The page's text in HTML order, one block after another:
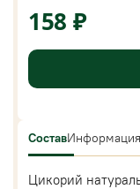
158 ₽
СоставИнформация
Цикорий